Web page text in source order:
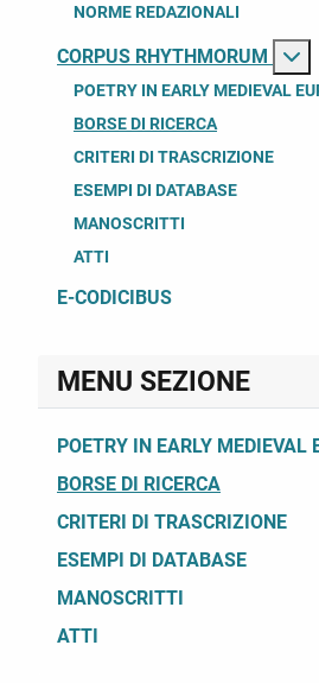
NORME REDAZIONALI
CORPUS RHYTHMORUM
POETRY IN EARLY MEDIEVAL
BORSE DI RICERCA
CRITERI DI TRASCRIZIONE
ESEMPI DI DATABASE
MANOSCRITTI
ATTI
E-CODICIBUS
MENU SEZIONE
POETRY IN EARLY MEDIEVAL
BORSE DI RICERCA
CRITERI DI TRASCRIZIONE
ESEMPI DI DATABASE
MANOSCRITTI
ATTI